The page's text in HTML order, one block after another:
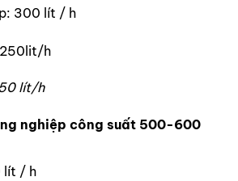
300 lít / h
lít/h
nghiệp công suất 500-600
lít / h